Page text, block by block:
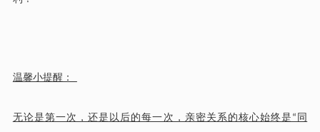
温馨小提醒：
无论是第一次，还是以后的每一次，亲密关系的核心始终是 “ 同